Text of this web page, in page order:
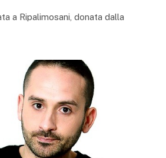
a Ripalimosani, donata dalla